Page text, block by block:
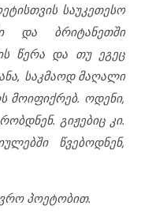
საუკეთესო
და ბრიტანეთში
წერა და თუ ეგეც
საკმაოდ მაღალი
მოიფიქრებ. ოდენი,
გიჟებიც კი.
წვებოდნენ,
პოეტობით.